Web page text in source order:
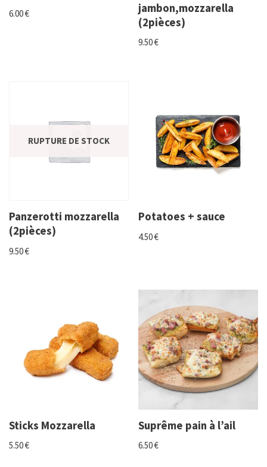
6.00€
jambon,mozzarella
(2pièces)
9.50€
RUPTURE DE STOCK
Panzerotti mozzarella
(2pièces)
9.50€
Potatoes + sauce
4.50€
Sticks Mozzarella
5.50€
Suprême pain à l’ail
6.50€